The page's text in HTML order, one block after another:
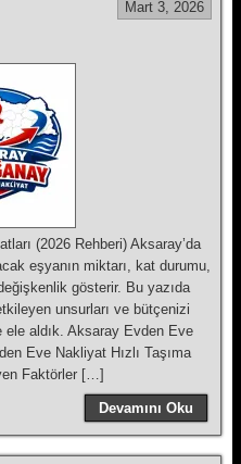
Mart 3, 2026
(2026 Rehberi) Aksaray’da
eşyanın miktarı, kat durumu,
gösterir. Bu yazıda
unsurları ve bütçenizi
ele aldık. Aksaray Evden Eve
Eve Nakliyat Hızlı Taşıma
Faktörler […]
Devamını Oku